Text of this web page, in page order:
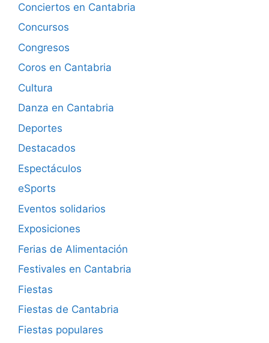
Conciertos en Cantabria
Concursos
Congresos
Coros en Cantabria
Cultura
Danza en Cantabria
Deportes
Destacados
Espectáculos
eSports
Eventos solidarios
Exposiciones
Ferias de Alimentación
Festivales en Cantabria
Fiestas
Fiestas de Cantabria
Fiestas populares